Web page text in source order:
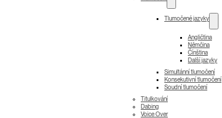
Tlumočené jazyky
Angličtina
Němčina
Čínština
Další jazyky
Simultánní tlumočení
Konsekutivní tlumočení
Soudní tlumočení
Titulkování
Dabing
Voice Over